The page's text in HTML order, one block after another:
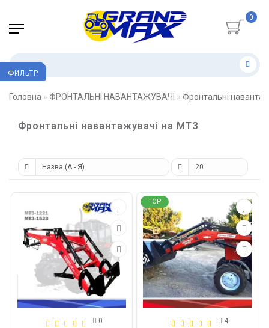
0
Головна ФРОНТАЛЬНІ НАВАНТАЖУВАЧІ Фронтальні
Фронтальні навантажувачі на МТЗ
0 4
TOP
ФИЛЬТР